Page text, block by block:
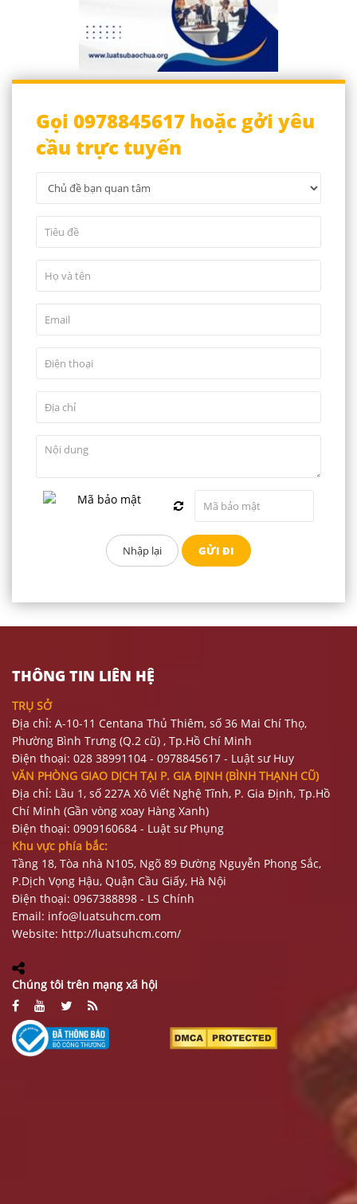
Gọi 0978845617 hoặc gởi yêu
cầu trực tuyến
THÔNG TIN LIÊN HỆ
TRỤ SỞ
Địa chỉ: A-10-11 Centana Thủ Thiêm, số 36 Mai Chí Thọ,
Phường Bình Trưng (Q.2 cũ) , Tp.Hồ Chí Minh
Điện thoại: 028 38991104 - 0978845617 - Luật sư Huy
VĂN PHÒNG GIAO DỊCH TẠI P. GIA ĐỊNH (BÌNH THẠNH CŨ)
Địa chỉ: Lầu 1, số 227A Xô Viết Nghệ Tĩnh, P. Gia Định, Tp.Hồ
Chí Minh (Gần vòng xoay Hàng Xanh)
Điện thoại: 0909160684 - Luật sư Phụng
Khu vực phía bắc:
Tầng 18, Tòa nhà N105, Ngõ 89 Đường Nguyễn Phong Sắc,
P.Dịch Vọng Hậu, Quận Cầu Giấy, Hà Nội
Điện thoại: 0967388898 - LS Chính
Email: info@luatsuhcm.com
Website: http://luatsuhcm.com/
Chúng tôi trên mạng xã hội